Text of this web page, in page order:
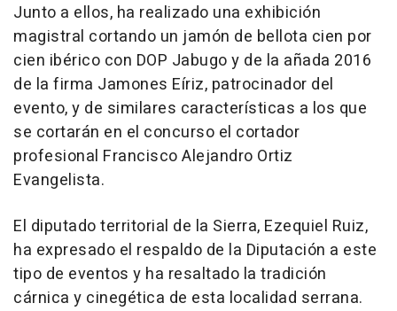
Junto a ellos, ha realizado una exhibición
magistral cortando un jamón de bellota cien por
cien ibérico con DOP Jabugo y de la añada 2016
de la firma Jamones Eíriz, patrocinador del
evento, y de similares características a los que
se cortarán en el concurso el cortador
profesional Francisco Alejandro Ortiz
Evangelista.
El diputado territorial de la Sierra, Ezequiel Ruiz,
ha expresado el respaldo de la Diputación a este
tipo de eventos y ha resaltado la tradición
cárnica y cinegética de esta localidad serrana.